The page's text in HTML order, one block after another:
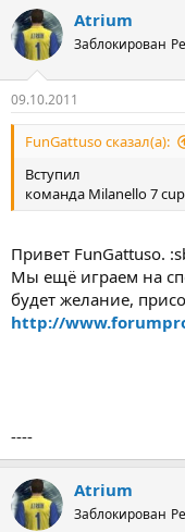
к
ц
и
Atrium
Заблокирован
09.10.2011
FunGattuso сказал(а):
Вступил
команда Milanello 7
Привет FunGattuso.
Мы ещё играем на
будет желание,
http://
----
Atrium
Заблокирован